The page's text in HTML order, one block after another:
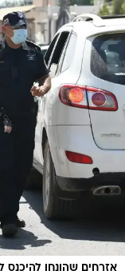
אזרחים שהונחו להיכנס